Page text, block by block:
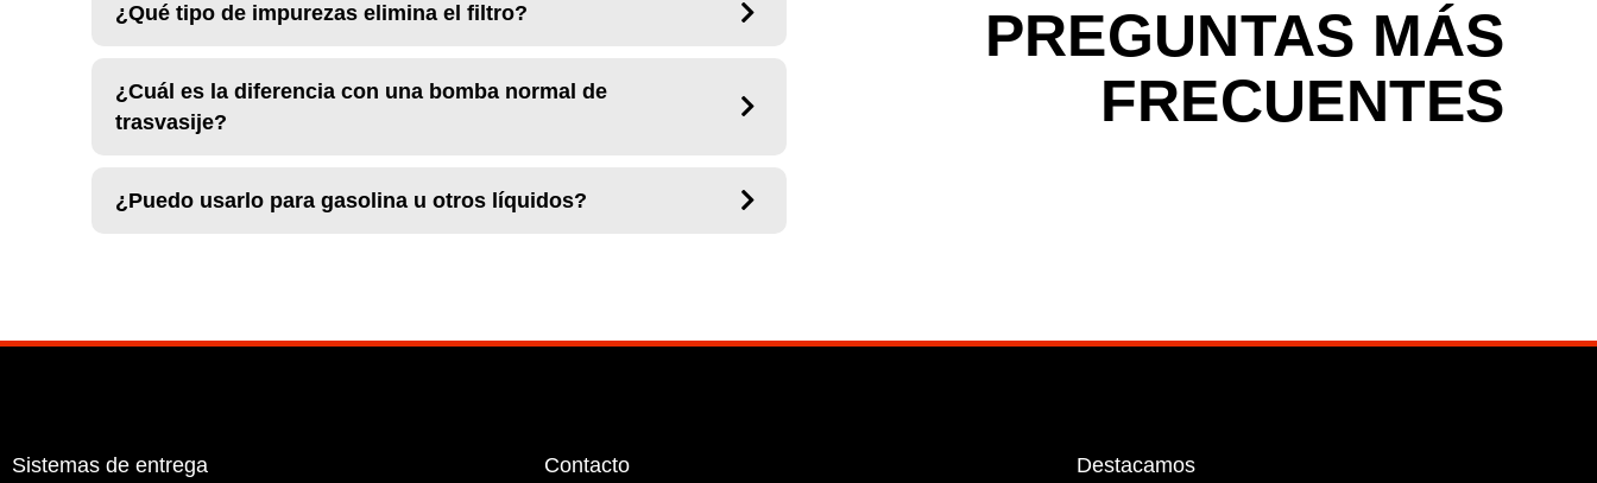
¿Qué tipo de impurezas elimina el filtro?
¿Cuál es la diferencia con una bomba normal de
trasvasije?
¿Puedo usarlo para gasolina u otros líquidos?
PREGUNTAS MÁS
FRECUENTES
Sistemas de entrega Contacto Destacamos